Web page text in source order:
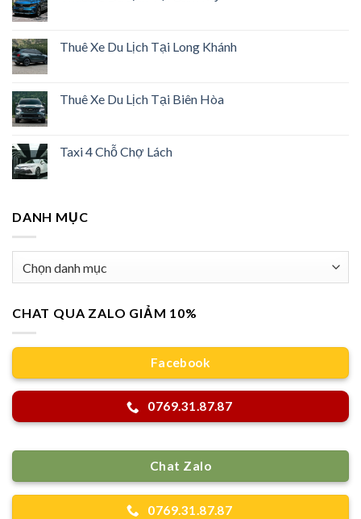
Thuê Xe Du Lịch Tại Long Khánh
Thuê Xe Du Lịch Tại Biên Hòa
Taxi 4 Chỗ Chợ Lách
DANH MỤC
CHAT QUA ZALO GIẢM 10%
Facebook
0769.31.87.87
Chat Zalo
0769.31.87.87